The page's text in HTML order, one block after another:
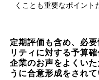
くことも重要なポイント
定期評価も含め、必
リティに対する予算
企業のお声をよくい
うに合意形成をされ